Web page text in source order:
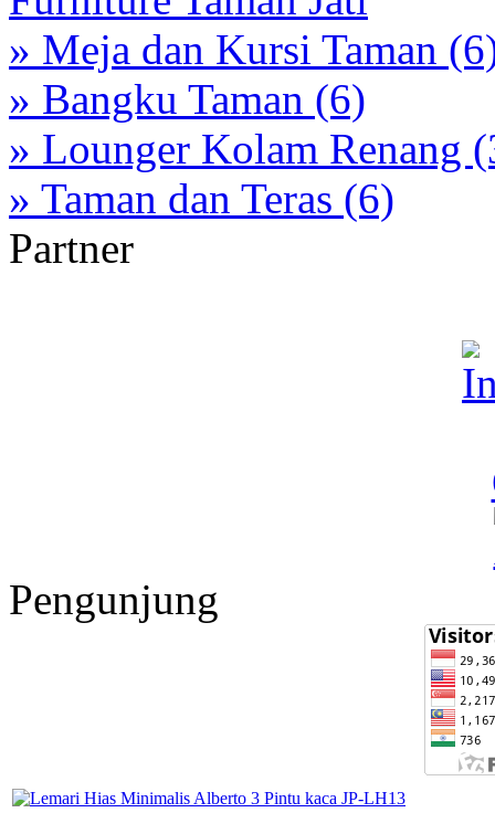
» Meja dan Kursi Taman
» Bangku Taman (6)
» Lounger Kolam Renang
» Taman dan Teras (6)
Partner
Pengunjung